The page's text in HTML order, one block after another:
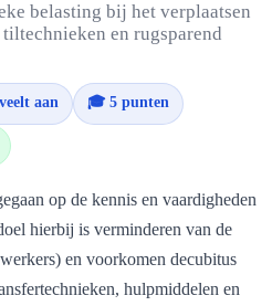
belasting bij het verplaatsen
en rugsparend
aan 🎓 5 punten
op de kennis en vaardigheden
hierbij is verminderen van de
en voorkomen decubitus
hulpmiddelen en